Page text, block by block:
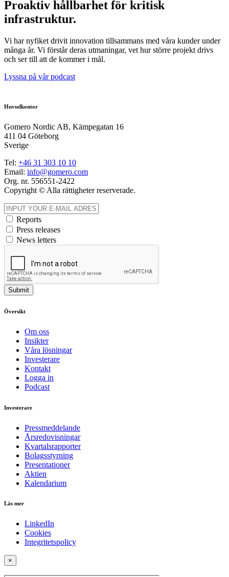
Proaktiv hållbarhet för kritisk
infrastruktur.
Vi har nyfiket drivit innovation tillsammans med våra kunder under
många år. Vi förstår deras utmaningar, vet hur större projekt drivs
och ser till att de kommer i mål.
Lyssna på vår podcast
Huvudkontor
Gomero Nordic AB, Kämpegatan 16
411 04 Göteborg
Sverige
Tel: +46 31 303 10 10
Email: info@gomero.com
Org. nr. 556551-2422
Copyright © Alla rättigheter reserverade.
Reports
Press releases
News letters
Submit
Översikt
Om oss
Insikter
Våra lösningar
Investerare
Kontakt
Logga in
Podcast
Investerare
Pressmeddelande
Årsredovisningar
Kvartalsrapporter
Bolagsstyrning
Presentationer
Aktien
Kalendarium
Läs mer
LinkedIn
Cookies
Integritetspolicy
×